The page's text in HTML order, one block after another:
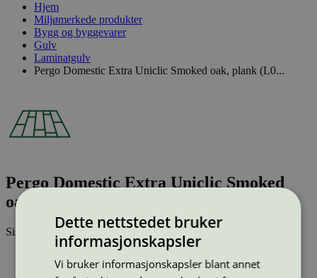
Hjem
Miljømerkede produkter
Bygg og byggevarer
Gulv
Laminatgulv
Pergo Domestic Extra Uniclic Smoked oak, plank (L0...
Pergo Domestic Extra Uniclic Smoked
oak, plank (L0701-2135)
Sist oppdatert24 feb 2026
Lisensnummer:
3029 0001
Dette nettstedet bruker
informasjonskapsler
Vi bruker informasjonskapsler blant annet